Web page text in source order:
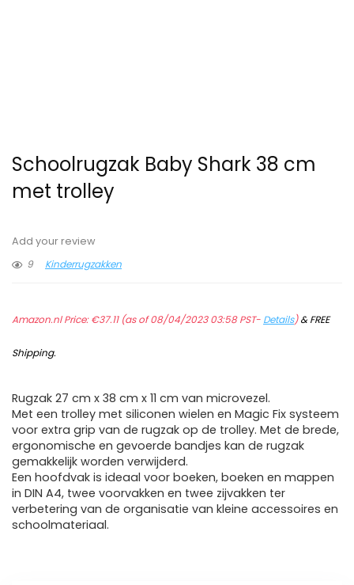
Schoolrugzak Baby Shark 38 cm
met trolley
Add your review
9
Kinderrugzakken
Amazon.nl Price:€37.11(as of 08/04/2023 03:58 PST- Details)&FREE
Shipping.
Rugzak 27 cm x 38 cm x 11 cm van microvezel.
Met een trolley met siliconen wielen en Magic Fix systeem
voor extra grip van de rugzak op de trolley. Met de brede,
ergonomische en gevoerde bandjes kan de rugzak
gemakkelijk worden verwijderd.
Een hoofdvak is ideaal voor boeken, boeken en mappen
in DIN A4, twee voorvakken en twee zijvakken ter
verbetering van de organisatie van kleine accessoires en
schoolmateriaal.